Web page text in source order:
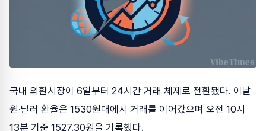
국내 외환시장이 6일부터 24시간 거래 체제로 전환됐다. 이날
원·달러 환율은 1530원대에서 거래를 이어갔으며 오전 10시
13분 기준 1527.30원을 기록했다.